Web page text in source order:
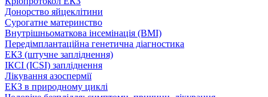
Донорство яйцеклітини
Сурогатне материнство
Внутрішньоматкова інсемінація (ВМІ)
Передімплантаційна генетична діагностика
ЕКЗ (штучне запліднення)
ІКСІ (ICSI) запліднення
Лікування азоспермії
ЕКЗ в природному циклі